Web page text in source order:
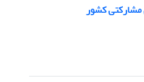
مشارکتی کشور